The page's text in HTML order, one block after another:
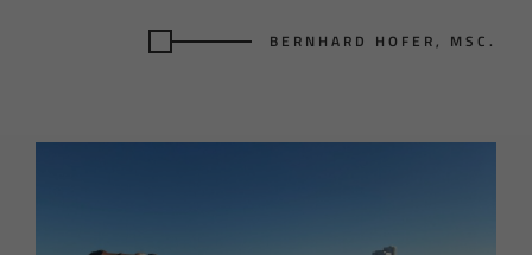
BERNHARD HOFER, MSC.